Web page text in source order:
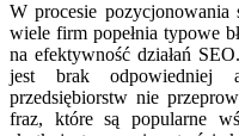
W procesie pozycjonowania
wiele firm popełnia typowe
na efektywność działań
jest brak odpowiedniej
przedsiębiorstw nie
fraz, które są popularne